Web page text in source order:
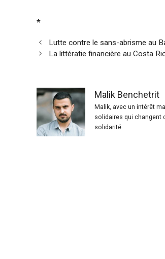
*
Lutte contre le sans-abrisme au
La littératie financière au Costa
Malik Benchetrit
Malik, avec un intérêt
solidaires qui changent
solidarité.